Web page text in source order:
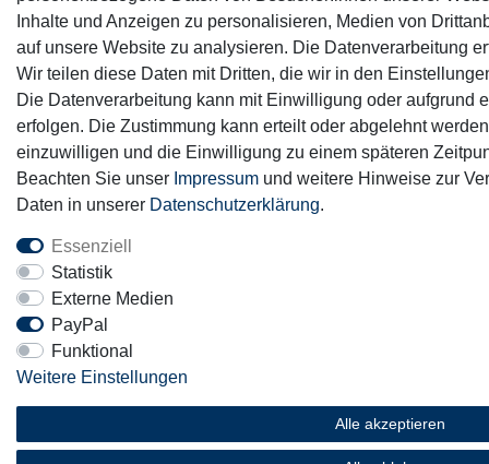
Inhalte und Anzeigen zu personalisieren, Medien von
auf unsere Website zu analysieren. Die Datenverarbeitung
Wir teilen diese Daten mit Dritten, die wir in den
Die Datenverarbeitung kann mit Einwilligung oder aufgrund
erfolgen. Die Zustimmung kann erteilt oder abgelehnt
einzuwilligen und die Einwilligung zu einem späteren
Beachten Sie unser Impressum und weitere Hinweise zur
Daten in unserer Daten­schutz­erklärung.
Essenziell
Statistik
Externe Medien
PayPal
Funktional
Weitere Einstellungen
Alle akzeptieren